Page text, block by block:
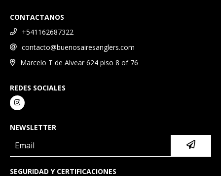
CONTACTANOS
+541162687322
contacto@buenosairesanglers.com
Marcelo T de Alvear 624 piso 8 of 76
REDES SOCIALES
NEWSLETTER
SEGURIDAD Y CERTIFICACIONES